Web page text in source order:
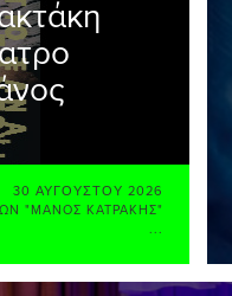
30 ΑΥΓΟΎΣΤΟΥ 2026
"ΜΆΝΟΣ ΚΑΤΡΆΚΗΣ"